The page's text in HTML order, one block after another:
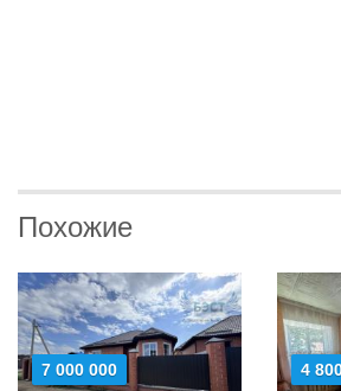
Похожие
7 000 000 4